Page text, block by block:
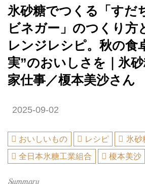
氷砂糖でつくる「すだ
ビネガー」のつくり方
レンジレシピ。秋の食
実”のおいしさを｜氷
家仕事／榎本美沙さん
2025-09-02
おいしいもの レシピ 氷砂
全日本氷糖工業組合
榎本美沙